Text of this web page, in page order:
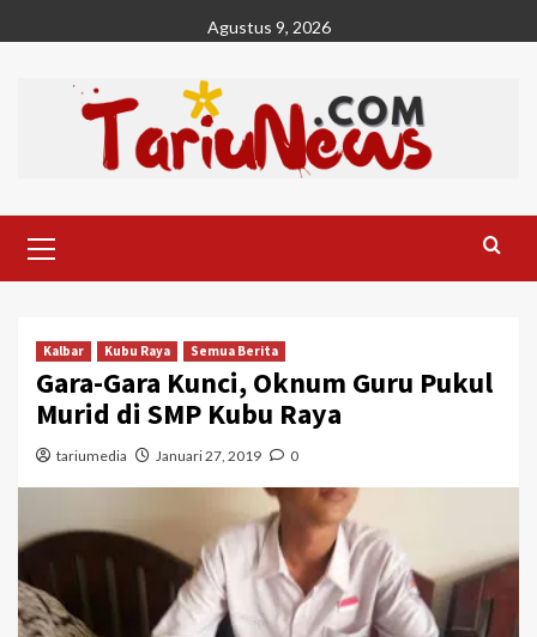
to
Agustus 9, 2026
Menu
Kalbar Kubu Raya Semua Berita
Gara-Gara Kunci, Oknum Guru Pukul
Murid di SMP Kubu Raya
tariumedia Januari 27, 2019 0